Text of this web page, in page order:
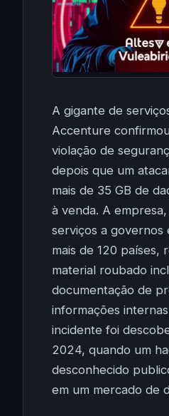
A gigante de
Accenture
violação de
depois que um
mais de 35 GB de
à venda. A
serviços a governos
mais de 120 países,
material roubado
documentação de
informações
incidente foi
2024, quando um
desconhecido
em um mercado de